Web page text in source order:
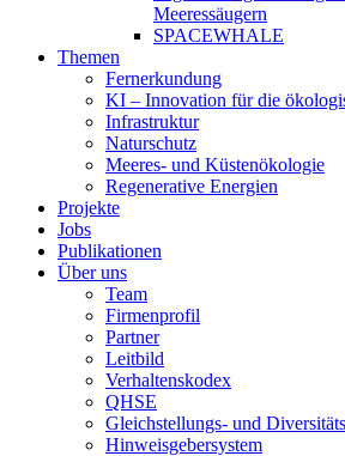
Meeressäugern
SPACEWHALE
Themen
Fernerkundung
KI – Innovation für die
Infrastruktur
Naturschutz
Meeres- und Küstenökologie
Regenerative Energien
Projekte
Jobs
Publikationen
Über uns
Team
Firmenprofil
Partner
Leitbild
Verhaltenskodex
QHSE
Gleichstellungs- und
Hinweisgebersystem